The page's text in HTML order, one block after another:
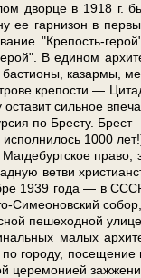
двор­це в 1918 г.
ее гар­ни­зон в
"Крепость-
В еди­ном
ка­зар­мы,
кре­по­сти —
оста­вит сильное
по Бре­сту.
ис­пол­ни­лось 1000
Маг­де­бург­ское
вет­ви
1939 го­да — в
Симеоновский
пе­ше­ход­ной
ма­лых
го­ро­ду,
це­ре­мо­ни­ей